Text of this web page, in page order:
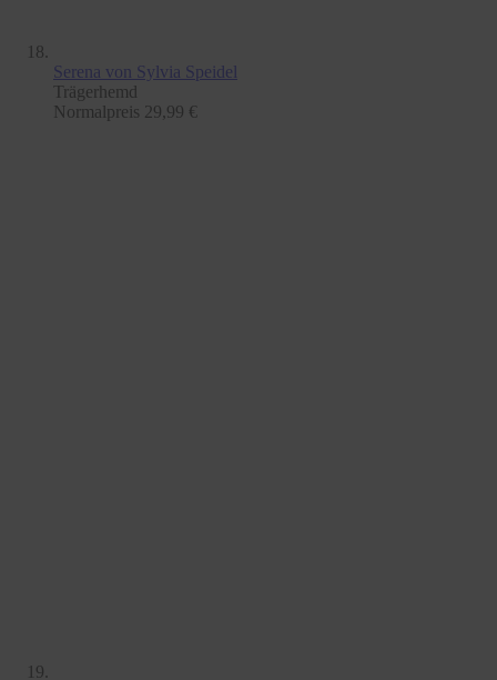
Serena von Sylvia Speidel
Trägerhemd
Normalpreis 29,99 €